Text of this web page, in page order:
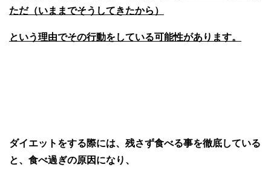
ただ（いままでそうしてきたから）
という理由でその行動をしている可能性があります。
ダイエットをする際には、 残さず食べる事を徹底している
と、食べ過ぎの原因になり、